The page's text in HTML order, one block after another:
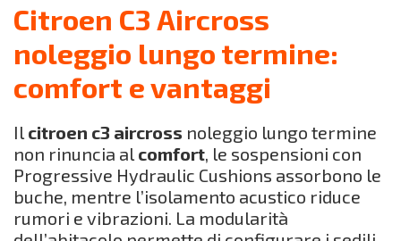
Citroen C3 Aircross
noleggio lungo termine:
comfort e vantaggi
Il citroen c3 aircross noleggio lungo termine
non rinuncia al comfort, le sospensioni con
Progressive Hydraulic Cushions assorbono le
buche, mentre l’isolamento acustico riduce
rumori e vibrazioni. La modularità